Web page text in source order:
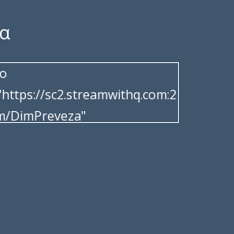
sc2.streamwithq.com:2
DimPreveza"